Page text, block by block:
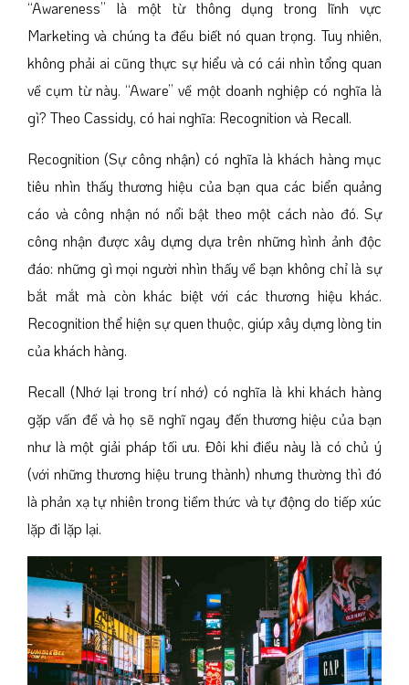
“Awareness” là một từ thông dụng trong lĩnh vực
Marketing và chúng ta đều biết nó quan trọng. Tuy nhiên,
không phải ai cũng thực sự hiểu và có cái nhìn tổng quan
về cụm từ này. “Aware” về một doanh nghiệp có nghĩa là
gì? Theo Cassidy, có hai nghĩa: Recognition và Recall.
Recognition (Sự công nhận) có nghĩa là khách hàng mục
tiêu nhìn thấy thương hiệu của bạn qua các biển quảng
cáo và công nhận nó nổi bật theo một cách nào đó. Sự
công nhận được xây dựng dựa trên những hình ảnh độc
đáo: những gì mọi người nhìn thấy về bạn không chỉ là sự
bắt mắt mà còn khác biệt với các thương hiệu khác.
Recognition thể hiện sự quen thuộc, giúp xây dựng lòng tin
của khách hàng.
Recall (Nhớ lại trong trí nhớ) có nghĩa là khi khách hàng
gặp vấn đề và họ sẽ nghĩ ngay đến thương hiệu của bạn
như là một giải pháp tối ưu. Đôi khi điều này là có chủ ý
(với những thương hiệu trung thành) nhưng thường thì đó
là phản xạ tự nhiên trong tiềm thức và tự động do tiếp xúc
lặp đi lặp lại.